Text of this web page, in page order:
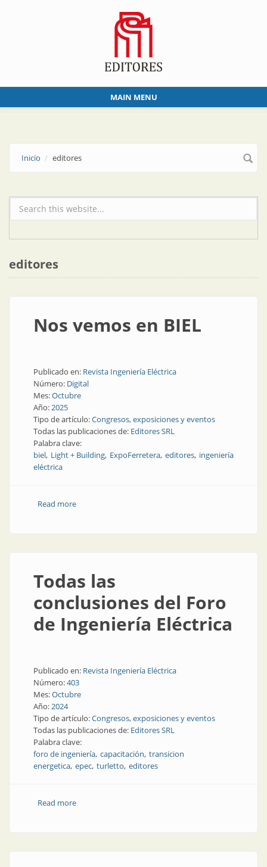
MAIN MENU
Inicio editores
Formulario de búsqueda
editores
Nos vemos en BIEL
Publicado en: Revista Ingeniería Eléctrica
Número: Digital
Mes:Octubre
Año:2025
Tipo de artículo:Congresos, exposiciones y eventos
Todas las publicaciones de: Editores SRL
Palabra clave:
biel Light + Building ExpoFerretera editores ingeniería
eléctrica
Read moreabout Nos vemos en BIEL
Todas las
conclusiones del Foro
de Ingeniería Eléctrica
Publicado en: Revista Ingeniería Eléctrica
Número:403
Mes:Octubre
Año:2024
Tipo de artículo:Congresos, exposiciones y eventos
Todas las publicaciones de: Editores SRL
Palabra clave:
foro de ingeniería capacitación transicion
energetica epec turletto editores
Read moreabout Todas las conclusiones del Foro de Ingeniería